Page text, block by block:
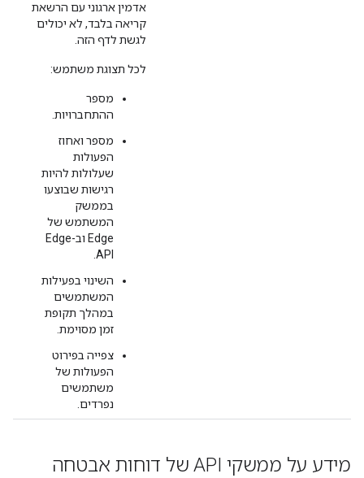
אדמין ארגוני עם הרשאת
קריאה בלבד, לא יכולים
לגשת לדף הזה.
לכל תצוגת משתמש:
מספר
ההתחברויות.
מספר ואחוז
הפעולות
שעלולות להיות
רגישות שבוצעו
בממשק
המשתמש של
Edge וב-Edge
API.
השינוי בפעילות
המשתמשים
במהלך תקופת
זמן מסוימת.
צפייה בפירוט
הפעולות של
משתמשים
נפרדים.
מידע על ממשקי API של דוחות אבטחה